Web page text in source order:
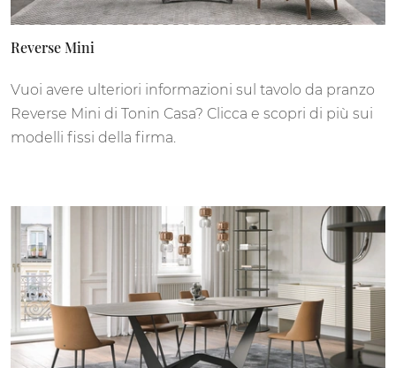
Reverse Mini
Vuoi avere ulteriori informazioni sul tavolo da pranzo
Reverse Mini di Tonin Casa? Clicca e scopri di più sui
modelli fissi della firma.